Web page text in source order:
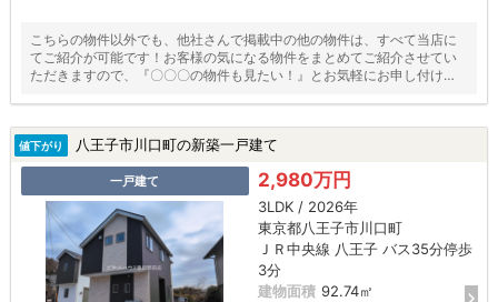
こちらの物件以外でも、他社さんで掲載中の他の物件は、すべて当店に
てご紹介が可能です！お客様の気になる物件をまとめてご紹介させてい
ただきますので、『〇〇〇の物件も見たい！』とお気軽にお申し付けく
値下がり 八王子市川口町の新築一戸建て
一戸建て 2,980万円
3LDK / 2026年
東京都八王子市川口町
ＪＲ中央線 八王子 バス35分停歩
3分
建物面積 92.74㎡